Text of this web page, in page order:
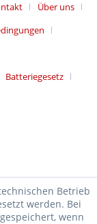
Über uns
Batteriegesetz
Betrieb
werden. Bei
wenn